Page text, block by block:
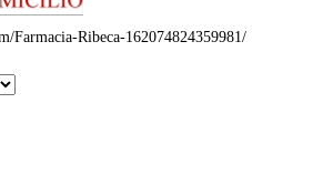
Farmacia-Ribeca-162074824359981/